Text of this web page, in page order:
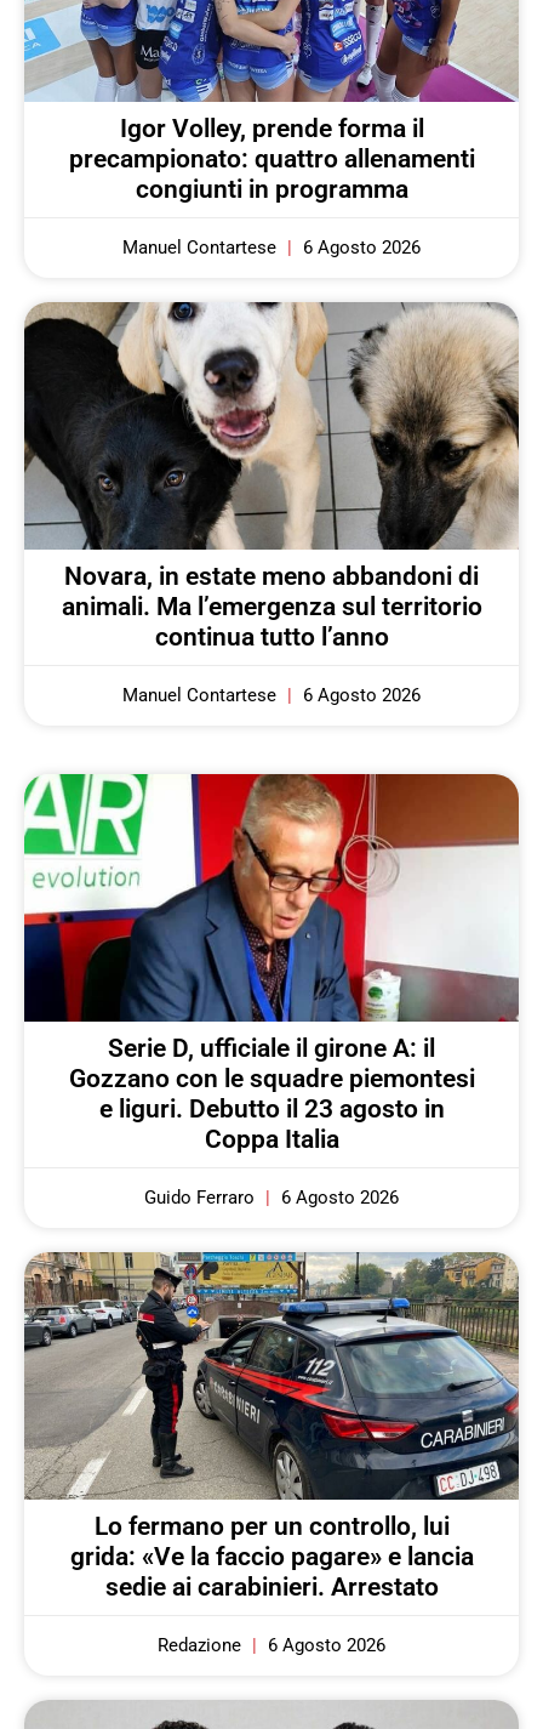
Igor Volley, prende forma il
precampionato: quattro allenamenti
congiunti in programma
Manuel Contartese 6 Agosto 2026
Novara, in estate meno abbandoni di
animali. Ma l’emergenza sul territorio
continua tutto l’anno
Manuel Contartese 6 Agosto 2026
Serie D, ufficiale il girone A: il
Gozzano con le squadre piemontesi
e liguri. Debutto il 23 agosto in
Coppa Italia
Guido Ferraro 6 Agosto 2026
Lo fermano per un controllo, lui
grida: «Ve la faccio pagare» e lancia
sedie ai carabinieri. Arrestato
Redazione 6 Agosto 2026